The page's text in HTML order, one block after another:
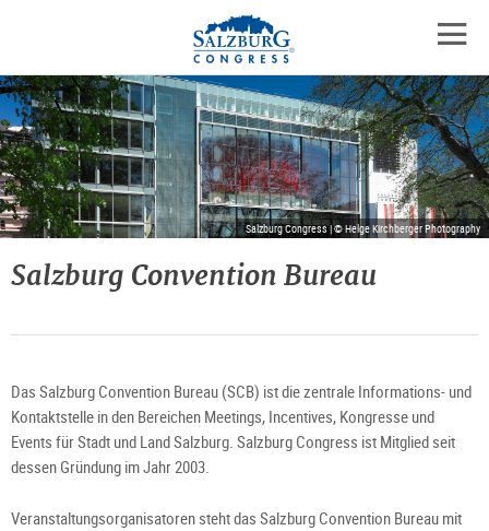
Zum
Inhalt
springen
Zum
Hauptmenü
springen
Zu
den
Kontaktinformationen
Salzburg Congress | © Helge Kirchberger Photography
Salzburg Convention Bureau
Das Salzburg Convention Bureau (SCB) ist die zentrale Informations- und
Kontaktstelle in den Bereichen Meetings, Incentives, Kongresse und
Events für Stadt und Land Salzburg. Salzburg Congress ist Mitglied seit
dessen Gründung im Jahr 2003.
Veranstaltungsorganisatoren steht das Salzburg Convention Bureau mit